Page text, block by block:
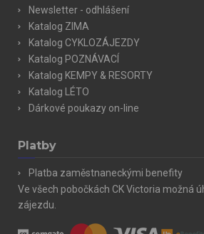
Newsletter - odhlášení
Katalog ZIMA
Katalog CYKLOZÁJEZDY
Katalog POZNÁVACÍ
Katalog KEMPY & RESORTY
Katalog LÉTO
Dárkové poukazy on-line
Platby
Platba zaměstnaneckými benefity
Ve všech pobočkách CK Victoria možná
zájezdu.